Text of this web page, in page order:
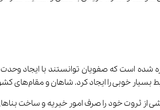
شده است که صفویان توانستند با ایجاد
و لشکری علاقه زیادی به هنر و معماری از خود نشان دادند.
ثروت خود را صرف امور خیریه و ساخت